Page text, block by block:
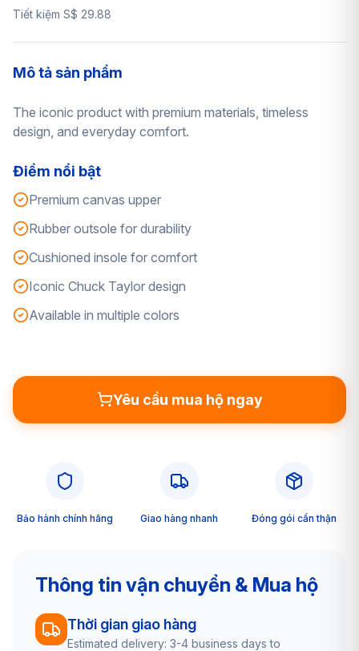
Tiết kiệm S$ 29.88
Mô tả sản phẩm
The iconic product with premium materials, timeless
design, and everyday comfort.
Điểm nổi bật
Premium canvas upper
Rubber outsole for durability
Cushioned insole for comfort
Iconic Chuck Taylor design
Available in multiple colors
Yêu cầu mua hộ ngay
Bảo hành chính hãng Giao hàng nhanh Đóng gói cẩn thận
Thông tin vận chuyển & Mua hộ
Thời gian giao hàng
Estimated delivery: 3-4 business days to